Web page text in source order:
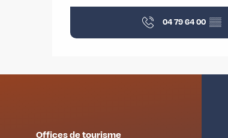
04 79 64 00 ▒▒
Offices de tourisme